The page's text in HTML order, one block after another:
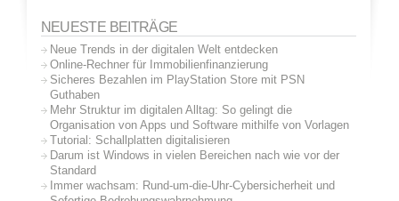
NEUESTE BEITRÄGE
Neue Trends in der digitalen Welt entdecken
Online-Rechner für Immobilienfinanzierung
Sicheres Bezahlen im PlayStation Store mit PSN
Guthaben
Mehr Struktur im digitalen Alltag: So gelingt die
Organisation von Apps und Software mithilfe von Vorlagen
Tutorial: Schallplatten digitalisieren
Darum ist Windows in vielen Bereichen nach wie vor der
Standard
Immer wachsam: Rund-um-die-Uhr-Cybersicherheit und